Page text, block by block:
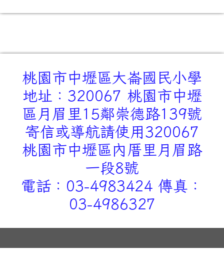
桃園市中壢區大崙國民小學
地址：320067 桃園市中壢
區月眉里15鄰崇德路139號
寄信或導航請使用320067
桃園市中壢區內厝里月眉路
一段8號
電話：03-4983424 傳真：
03-4986327